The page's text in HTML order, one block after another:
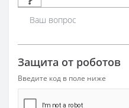
Защита от роботов
Введите код в поле ниже